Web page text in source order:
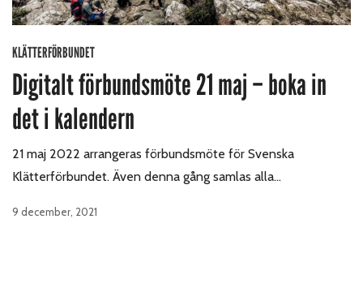
KLÄTTERFÖRBUNDET
Digitalt förbundsmöte 21 maj – boka in
det i kalendern
21 maj 2022 arrangeras förbundsmöte för Svenska
Klätterförbundet. Även denna gång samlas alla…
9 december, 2021